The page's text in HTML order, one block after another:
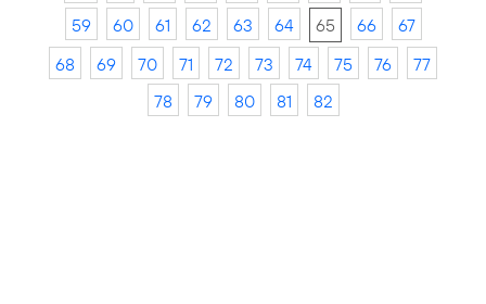
59
60 61 62 63 64 65 66
67
68
69 70 71 72 73 74 75 76
77
78
79 80 81 82